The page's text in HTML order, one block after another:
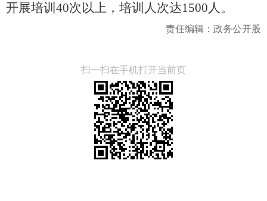
开展培训40次以上，培训人次达1500人。
责任编辑：政务公开股
扫一扫在手机打开当前页